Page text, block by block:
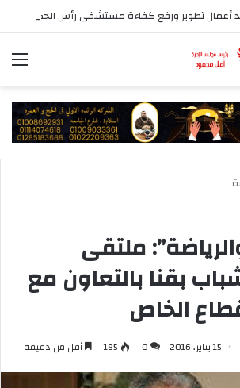
رئيس الوزراء يتفقد أعمال تطوير ورفع كفاءة مستشفى رأس الحكمة المركزي
ملتقى
بقنا بالتعاون مع
الخاص
15 يناير، 2016 0
185 أقل من دقيقة